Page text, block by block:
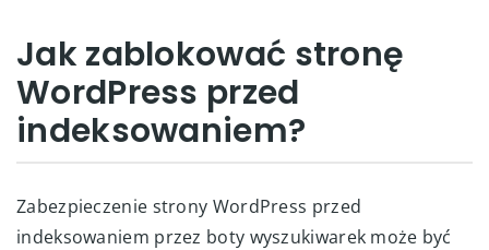
Jak zablokować stronę
WordPress przed
indeksowaniem?
Zabezpieczenie strony WordPress przed
indeksowaniem przez boty wyszukiwarek może być